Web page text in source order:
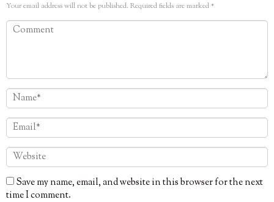
Your email address will not be published. Required fields are marked*
Save my name, email, and website in this browser for the next
time I comment.